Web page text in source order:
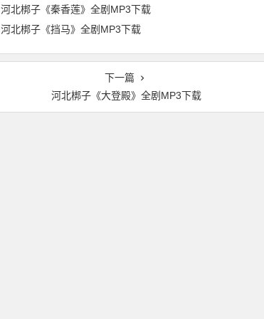
河北梆子《秦香莲》全剧MP3下载
河北梆子《挡马》全剧MP3下载
下一篇
河北梆子《大登殿》全剧MP3下载